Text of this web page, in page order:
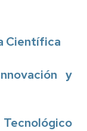
Científica
y